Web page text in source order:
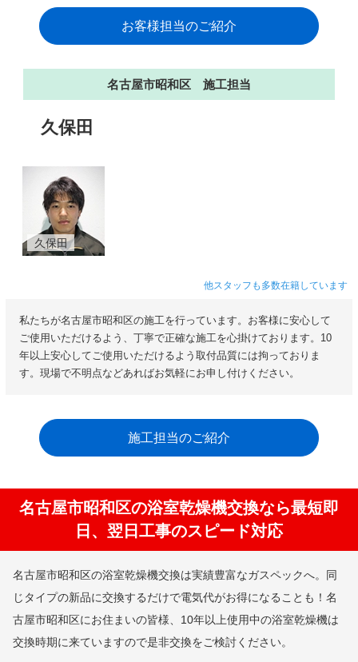
お客様担当のご紹介
名古屋市昭和区 施工担当
久保田
久保田
他スタッフも多数在籍しています
私たちが名古屋市昭和区の施工を行っています。お客様に安心して
ご使用いただけるよう、丁寧で正確な施工を心掛けております。10
年以上安心してご使用いただけるよう取付品質には拘っておりま
す。現場で不明点などあればお気軽にお申し付けください。
施工担当のご紹介
名古屋市昭和区の浴室乾燥機交換なら最短即
日、翌日工事のスピード対応
名古屋市昭和区の浴室乾燥機交換は実績豊富なガスペックへ。同
じタイプの新品に交換するだけで電気代がお得になることも！名
古屋市昭和区にお住まいの皆様、10年以上使用中の浴室乾燥機は
交換時期に来ていますので是非交換をご検討ください。